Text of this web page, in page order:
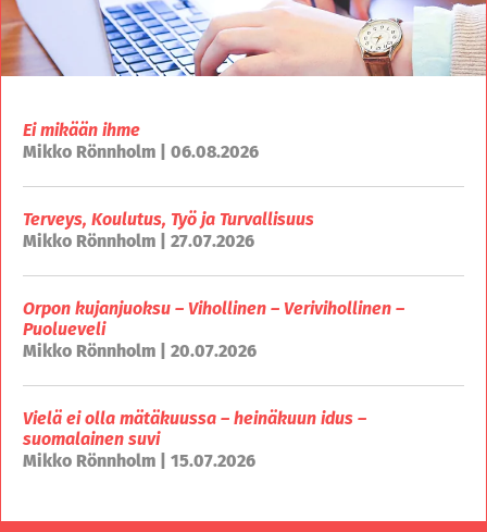
Ei mikään ihme
Mikko Rönnholm | 06.08.2026
Terveys, Koulutus, Työ ja Turvallisuus
Mikko Rönnholm | 27.07.2026
Orpon kujanjuoksu – Vihollinen – Verivihollinen –
Puolueveli
Mikko Rönnholm | 20.07.2026
Vielä ei olla mätäkuussa – heinäkuun idus –
suomalainen suvi
Mikko Rönnholm | 15.07.2026